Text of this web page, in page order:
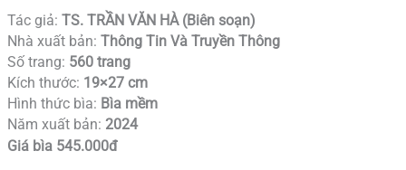
Tác giả: TS. TRẦN VĂN HÀ (Biên soạn)
Nhà xuất bản: Thông Tin Và Truyền Thông
Số trang: 560 trang
Kích thước: 19×27 cm
Hình thức bìa: Bìa mềm
Năm xuất bản: 2024
Giá bìa 545.000đ